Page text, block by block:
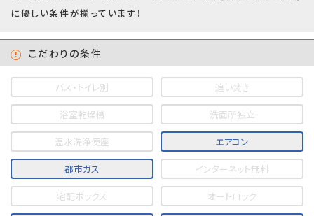
に優しい条件が揃っています！
こだわりの条件
バス・トイレ別 追い焚き
浴室乾燥機 洗面所独立
温水洗浄便座 エアコン
都市ガス インターネット無料
宅配ボックス オートロック